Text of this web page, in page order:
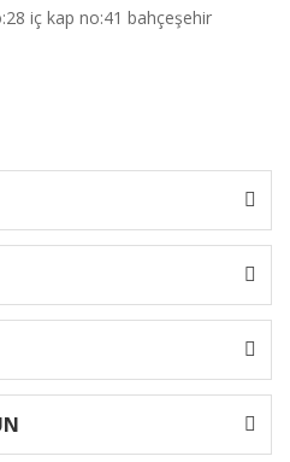
iç kap no:41 bahçeşehir